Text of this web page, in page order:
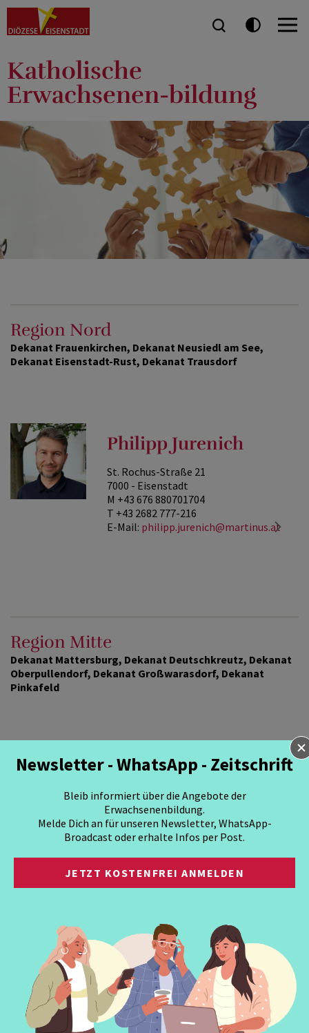
Katholische
Erwachsenen-bildung
Region Nord
Dekanat Frauenkirchen, Dekanat Neusiedl am See,
Dekanat Eisenstadt-Rust, Dekanat Trausdorf
Philipp Jurenich
St. Rochus-Straße 21
7000 - Eisenstadt
M +43 676 880701704
T +43 2682 777-216
E-Mail: philipp.jurenich@martinus.at
Region Mitte
Dekanat Mattersburg, Dekanat Deutschkreutz, Dekanat
Oberpullendorf, Dekanat Großwarasdorf, Dekanat
Pinkafeld
Mag. Barbara
Buchinger
Hauptstraße 66
7350 - Oberpullendorf
M +43 676 880701556
E-Mail:
barbara.buchinger@martinus.at
Region Süd
Dekanat Rechnitz, Dekanat Güssing, Dekanat
Jennersdorf
Newsletter - WhatsApp - Zeitschrift
Bleib informiert über die Angebote der
Erwachsenenbildung.
Melde Dich an für unseren Newsletter, WhatsApp-
Broadcast oder erhalte Infos per Post.
JETZT KOSTENFREI ANMELDEN